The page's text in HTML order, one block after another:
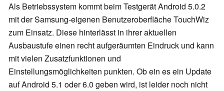
Als Betriebssystem kommt beim Testgerät Android 5.0.2
mit der Samsung-eigenen Benutzeroberfläche TouchWiz
zum Einsatz. Diese hinterlässt in ihrer aktuellen
Ausbaustufe einen recht aufgeräumten Eindruck und kann
mit vielen Zusatzfunktionen und
Einstellungsmöglichkeiten punkten. Ob ein es ein Update
auf Android 5.1 oder 6.0 geben wird, ist leider noch nicht